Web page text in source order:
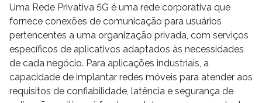
Uma Rede Privativa 5G é uma rede corporativa que
fornece conexões de comunicação para usuários
pertencentes a uma organização privada, com serviços
específicos de aplicativos adaptados às necessidades
de cada negócio. Para aplicações industriais, a
capacidade de implantar redes móveis para atender aos
requisitos de confiabilidade, latência e segurança de